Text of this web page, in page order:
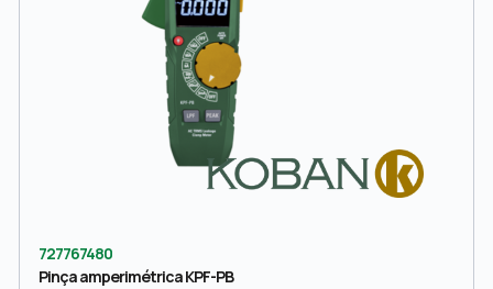
727767480
Pinça amperimétrica KPF-PB